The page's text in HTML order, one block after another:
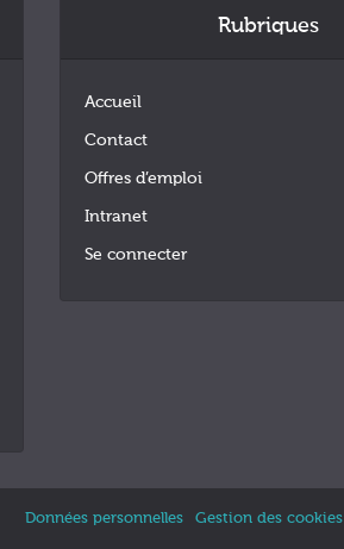
Rubriques
Accueil
Contact
Offres d’emploi
Intranet
Se connecter
Données personnelles Gestion des cookies